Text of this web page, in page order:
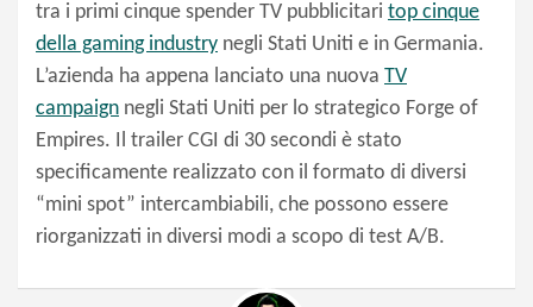
tra i primi cinque spender TV pubblicitari top cinque
della gaming industry negli Stati Uniti e in Germania.
L’azienda ha appena lanciato una nuova TV
campaign negli Stati Uniti per lo strategico Forge of
Empires. Il trailer CGI di 30 secondi è stato
specificamente realizzato con il formato di diversi
“mini spot” intercambiabili, che possono essere
riorganizzati in diversi modi a scopo di test A/B.